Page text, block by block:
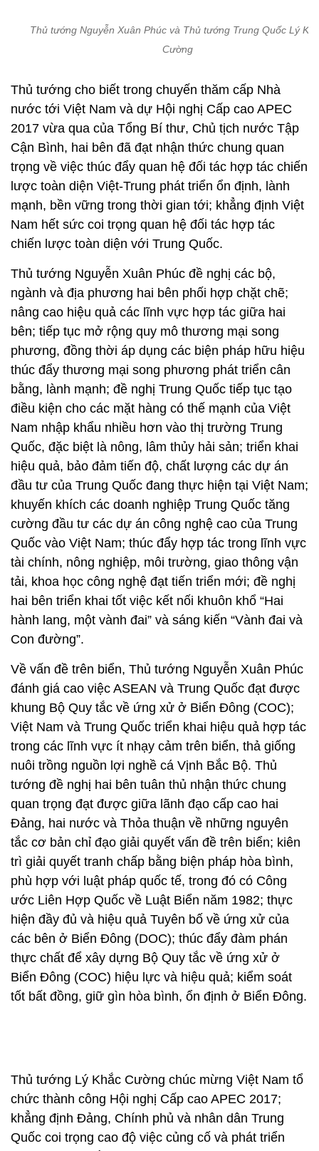
Thủ tướng Nguyễn Xuân Phúc và Thủ tướng Trung Quốc Lý
Cường
Thủ tướng cho biết trong chuyến thăm cấp Nhà
nước tới Việt Nam và dự Hội nghị Cấp cao APEC
2017 vừa qua của Tổng Bí thư, Chủ tịch nước Tập
Cận Bình, hai bên đã đạt nhận thức chung quan
trọng về việc thúc đẩy quan hệ đối tác hợp tác chiến
lược toàn diện Việt-Trung phát triển ổn định, lành
mạnh, bền vững trong thời gian tới; khẳng định Việt
Nam hết sức coi trọng quan hệ đối tác hợp tác
chiến lược toàn diện với Trung Quốc.
Thủ tướng Nguyễn Xuân Phúc đề nghị các bộ,
ngành và địa phương hai bên phối hợp chặt chẽ;
nâng cao hiệu quả các lĩnh vực hợp tác giữa hai
bên; tiếp tục mở rộng quy mô thương mại song
phương, đồng thời áp dụng các biện pháp hữu hiệu
thúc đẩy thương mại song phương phát triển cân
bằng, lành mạnh; đề nghị Trung Quốc tiếp tục tạo
điều kiện cho các mặt hàng có thế mạnh của Việt
Nam nhập khẩu nhiều hơn vào thị trường Trung
Quốc, đặc biệt là nông, lâm thủy hải sản; triển khai
hiệu quả, bảo đảm tiến độ, chất lượng các dự án
đầu tư của Trung Quốc đang thực hiện tại Việt Nam;
khuyến khích các doanh nghiệp Trung Quốc tăng
cường đầu tư các dự án công nghệ cao của Trung
Quốc vào Việt Nam; thúc đẩy hợp tác trong lĩnh vực
tài chính, nông nghiệp, môi trường, giao thông vận
tải, khoa học công nghệ đạt tiến triển mới; đề nghị
hai bên triển khai tốt việc kết nối khuôn khổ “Hai
hành lang, một vành đai” và sáng kiến “Vành đai và
Con đường”.
Về vấn đề trên biển, Thủ tướng Nguyễn Xuân Phúc
đánh giá cao việc ASEAN và Trung Quốc đạt được
khung Bộ Quy tắc về ứng xử ở Biển Đông (COC);
Việt Nam và Trung Quốc triển khai hiệu quả hợp tác
trong các lĩnh vực ít nhạy cảm trên biển, thả giống
nuôi trồng nguồn lợi nghề cá Vịnh Bắc Bộ. Thủ
tướng đề nghị hai bên tuân thủ nhận thức chung
quan trọng đạt được giữa lãnh đạo cấp cao hai
Đảng, hai nước và Thỏa thuận về những nguyên
tắc cơ bản chỉ đạo giải quyết vấn đề trên biển; kiên
trì giải quyết tranh chấp bằng biện pháp hòa bình,
phù hợp với luật pháp quốc tế, trong đó có Công
ước Liên Hợp Quốc về Luật Biển năm 1982; thực
hiện đầy đủ và hiệu quả Tuyên bố về ứng xử của
các bên ở Biển Đông (DOC); thúc đẩy đàm phán
thực chất để xây dựng Bộ Quy tắc về ứng xử ở
Biển Đông (COC) hiệu lực và hiệu quả; kiểm soát
tốt bất đồng, giữ gìn hòa bình, ổn định ở Biển Đông.
Thủ tướng Lý Khắc Cường chúc mừng Việt Nam tổ
chức thành công Hội nghị Cấp cao APEC 2017;
khẳng định Đảng, Chính phủ và nhân dân Trung
Quốc coi trọng cao độ việc củng cố và phát triển